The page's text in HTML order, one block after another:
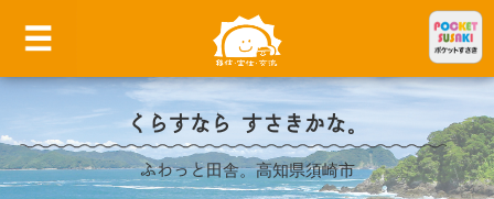
くらすなら すさきかな。
ふわっと田舎。高知県須崎市